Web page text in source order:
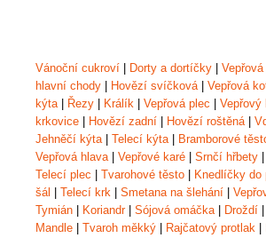
Vánoční cukroví Dorty a dortíčky
hlavní chody
Hovězí svíčková| Vepřová
kýta| Řezy Králík Vepřová plec Vepřový
krkovice
Hovězí zadní Hovězí roštěná|
Jehněčí kýta| Telecí kýta| Bramborové
Vepřová hlava| Vepřové karé Srnčí hřbety
Telecí plec
Tvarohové těsto Knedlíčky do
šál
Telecí krk Smetana na šlehání
Tymián
Koriandr| Sójová omáčka| Droždí
Mandle
Tvaroh měkký Rajčatový protlak